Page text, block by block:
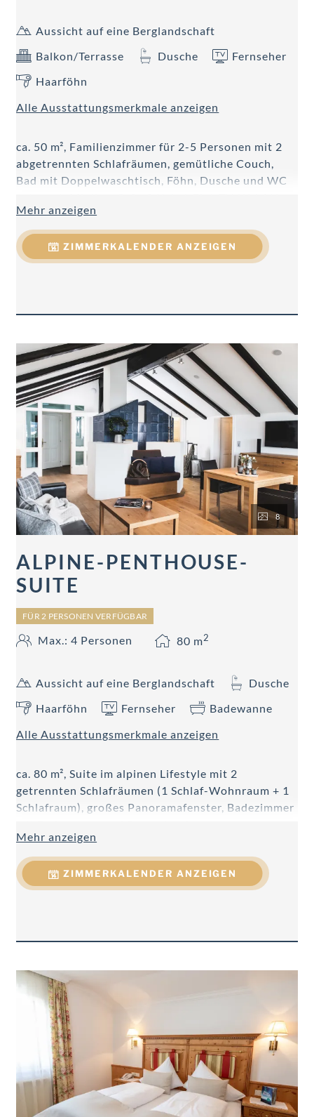
Aussicht auf eine Berglandschaft
Balkon/Terrasse
Dusche
Fernseher
Haarföhn
Alle Ausstattungsmerkmale anzeigen
ca. 50 m², Familienzimmer für 2-5 Personen mit 2
abgetrennten Schlafräumen, gemütliche Couch,
Bad mit Doppelwaschtisch, Föhn, Dusche und WC
Telefon, Balkon.
Mehr anzeigen
ZIMMERKALENDER ANZEIGEN
8
ALPINE-PENTHOUSE-
SUITE
FÜR 2 PERSONEN VERFÜGBAR
Max.: 4 Personen 80 m2
Aussicht auf eine Berglandschaft
Dusche
Haarföhn
Fernseher
Badewanne
Alle Ausstattungsmerkmale anzeigen
ca. 80 m², Suite im alpinen Lifestyle mit 2
getrennten Schlafräumen (1 Schlaf-Wohnraum + 1
Schlafraum), großes Panoramafenster, Badezimmer
Doppelwaschtisch, WC getrennt, Föhn,
Handtuchtrockner, Telefon, 2 Smart Flat-TV, DVD,
Dolby Surround System, W-LAN, Safe, Kachelofen,
Nespresso Kaffeemaschine, Teekocher, Mikrowelle
Mehr anzeigen
ZIMMERKALENDER ANZEIGEN